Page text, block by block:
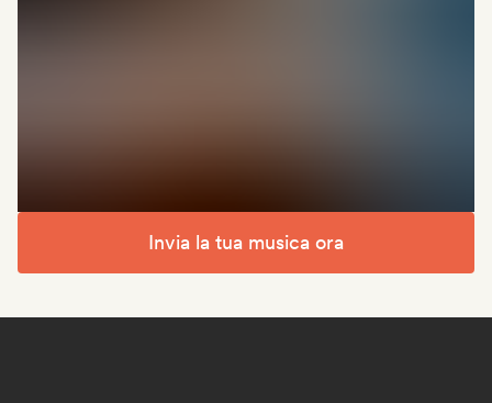
Invia la tua musica ora